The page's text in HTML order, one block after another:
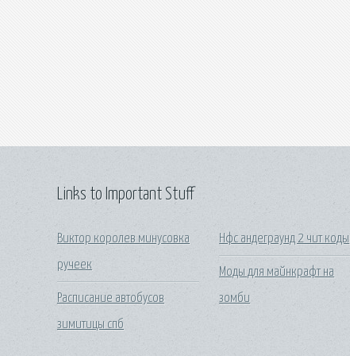
Links to Important Stuff
Виктор королев минусовка
ручеек
Расписание автобусов
зимитицы спб
Нфс андеграунд 2 чит коды
Моды для майнкрафт на
зомби